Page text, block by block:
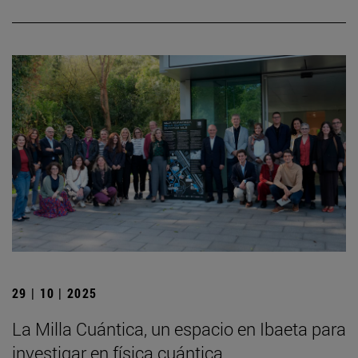
29 | 10 | 2025
La Milla Cuántica, un espacio en Ibaeta para
investigar en física cuántica